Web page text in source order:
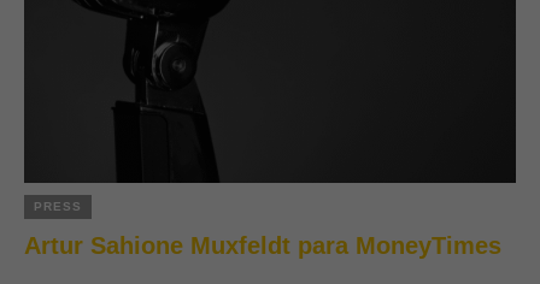
PRESS
Artur Sahione Muxfeldt para MoneyTimes